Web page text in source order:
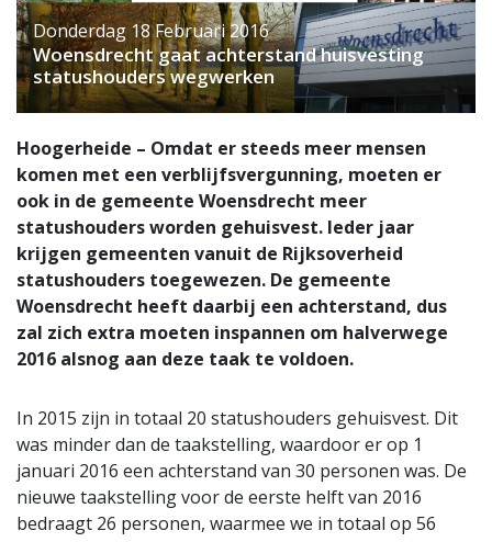
Donderdag 18 Februari 2016
Woensdrecht gaat achterstand huisvesting
statushouders wegwerken
Hoogerheide – Omdat er steeds meer mensen
komen met een verblijfsvergunning, moeten er
ook in de gemeente Woensdrecht meer
statushouders worden gehuisvest. Ieder jaar
krijgen gemeenten vanuit de Rijksoverheid
statushouders toegewezen. De gemeente
Woensdrecht heeft daarbij een achterstand, dus
zal zich extra moeten inspannen om halverwege
2016 alsnog aan deze taak te voldoen.
In 2015 zijn in totaal 20 statushouders gehuisvest. Dit
was minder dan de taakstelling, waardoor er op 1
januari 2016 een achterstand van 30 personen was. De
nieuwe taakstelling voor de eerste helft van 2016
bedraagt 26 personen, waarmee we in totaal op 56